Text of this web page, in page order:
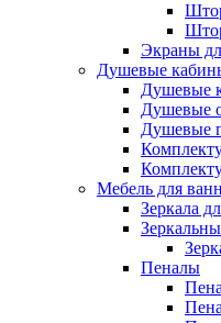
Экраны
Душевые
Душевые
Душевые
Душевые
Мебель для
Зеркала
Пеналы